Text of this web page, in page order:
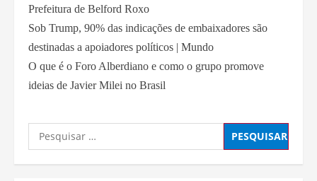
Prefeitura de Belford Roxo
Sob Trump, 90% das indicações de embaixadores são
destinadas a apoiadores políticos | Mundo
O que é o Foro Alberdiano e como o grupo promove
ideias de Javier Milei no Brasil